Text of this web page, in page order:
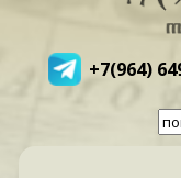
+7(964)